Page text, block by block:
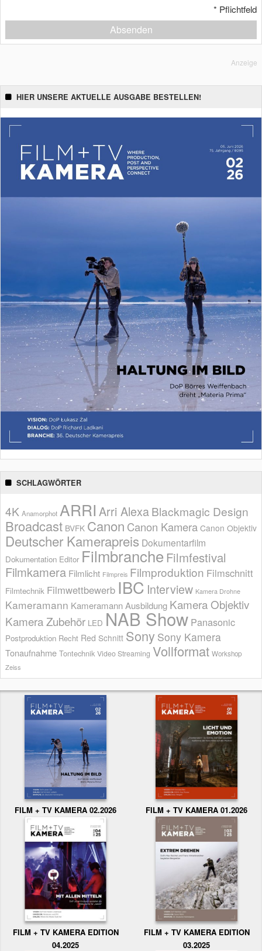
* Pflichtfeld
Absenden
Anzeige
HIER UNSERE AKTUELLE AUSGABE BESTELLEN!
SCHLAGWÖRTER
4K Anamorphot ARRI Arri AlexaBlackmagic Design
Broadcast BVFK Canon Canon Kamera Canon Objektiv
Deutscher Kamerapreis Dokumentarfilm
Dokumentation Editor Filmbranche Filmfestival
Filmkamera Filmlicht Filmpreis Filmproduktion Filmschnitt
Filmtechnik Filmwettbewerb IBC Interview Kamera Drohne
Kameramann Kameramann Ausbildung Kamera Objektiv
Kamera Zubehör LED NAB Show Panasonic
Postproduktion Recht Red Schnitt Sony Sony Kamera
Tonaufnahme Tontechnik Video Streaming Vollformat Workshop
Zeiss
FILM + TV KAMERA 02.2026 FILM + TV KAMERA 01.2026
FILM + TV KAMERA EDITION
04.2025
FILM + TV KAMERA EDITION
03.2025